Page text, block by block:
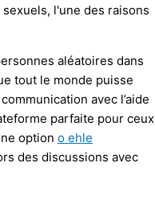
l'une des raisons
aléatoires dans
tout le monde puisse
avec l’aide
parfaite pour ceux
option o ehle
des discussions avec